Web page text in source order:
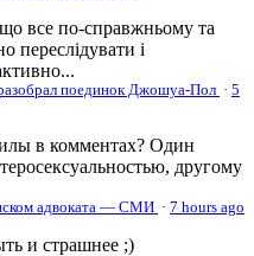
все по-справжньому та
переслідувати і
поединок Джошуа-Пол · 5
в комментах? Один
другому
адвоката — СМИ · 7 hours ago
и страшнее ;)